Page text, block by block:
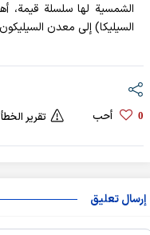
الشمسية لها سلسلة قيمة،
السيليكا) إلى معدن
0 أحب تقرير الخطأ
إرسال تعليق